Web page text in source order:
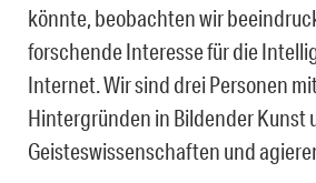
könnte, beobachten wir
forschende Interesse für die
Internet. Wir sind drei Personen
Hintergründen in Bildender Kunst
Geisteswissenschaften und